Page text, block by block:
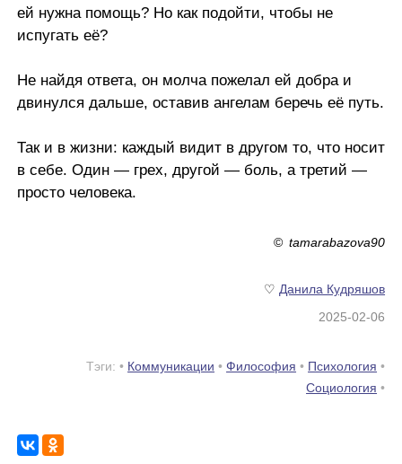
ей нужна помощь? Но как подойти, чтобы не
испугать её?
Не найдя ответа, он молча пожелал ей добра и
двинулся дальше, оставив ангелам беречь её путь.
Так и в жизни: каждый видит в другом то, что носит
в себе. Один — грех, другой — боль, а третий —
просто человека.
© tamarabazova90
♡ Данила Кудряшов
2025-02-06
Тэги: • Коммуникации •Философия • Психология •
Социология •